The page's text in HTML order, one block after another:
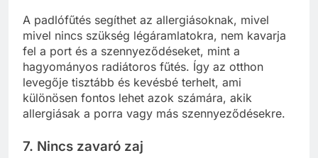
A padlófűtés segíthet az allergiásoknak, mivel
mivel nincs szükség légáramlatokra, nem kavarja
fel a port és a szennyeződéseket, mint a
hagyományos radiátoros fűtés. Így az otthon
levegője tisztább és kevésbé terhelt, ami
különösen fontos lehet azok számára, akik
allergiásak a porra vagy más szennyeződésekre.
7. Nincs zavaró zaj